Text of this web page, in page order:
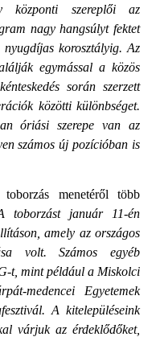
központi szereplői az
nagy hangsúlyt fektet
nyugdíjas korosztályig. Az
egymással a közös
során szerzett
közötti különbséget.
óriási szerepe van az
számos új pozícióban is
menetéről több
toborzást január 11-én
amely az országos
volt. Számos egyéb
t, mint például a Miskolci
medencei Egyetemek
A kitelepüléseink
várjuk az érdeklődőket,